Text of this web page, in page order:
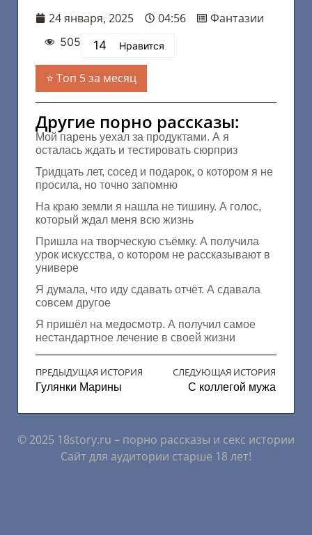
24 января, 2025
04:56 Фантазии
505 14 Нравится
Топ 5 за месяц
Другие порно рассказы:
Мой парень уехал за продуктами. А я
осталась ждать и тестировать сюрприз
Тридцать лет, сосед и подарок, о котором я не
просила, но точно запомню
На краю земли я нашла не тишину. А голос,
который ждал меня всю жизнь
Пришла на творческую съёмку. А получила
урок искусства, о котором не рассказывают в
универе
Я думала, что иду сдавать отчёт. А сдавала
совсем другое
Я пришёл на медосмотр. А получил самое
нестандартное лечение в своей жизни
ПРЕДЫДУЩАЯ ИСТОРИЯ
Гулянки Марины
СЛЕДУЮЩАЯ ИСТОРИЯ
С коллегой мужа
© 2025 18story.ru – порно рассказы и секс истории
Сайт для аудитории старше 18 лет!